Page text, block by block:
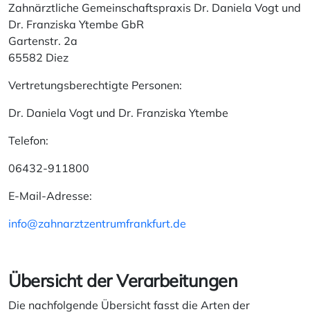
Zahnärztliche Gemeinschaftspraxis Dr. Daniela Vogt und
Dr. Franziska Ytembe GbR
Gartenstr. 2a
65582 Diez
Vertretungsberechtigte Personen:
Dr. Daniela Vogt und Dr. Franziska Ytembe
Telefon:
06432-911800
E-Mail-Adresse:
info@zahnarztzentrumfrankfurt.de
Übersicht der Verarbeitungen
Die nachfolgende Übersicht fasst die Arten der